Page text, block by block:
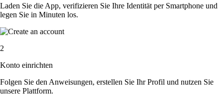
Laden Sie die App, verifizieren Sie Ihre Identität per Smartphone und
legen Sie in Minuten los.
2
Konto einrichten
Folgen Sie den Anweisungen, erstellen Sie Ihr Profil und nutzen Sie
unsere Plattform.